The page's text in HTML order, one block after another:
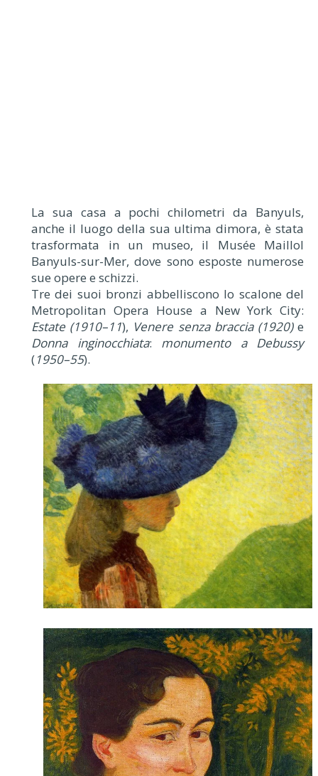
La sua casa a pochi chilometri da Banyuls,
anche il luogo della sua ultima dimora, è stata
trasformata in un museo, il Musée Maillol
Banyuls-sur-Mer, dove sono esposte numerose
sue opere e schizzi.
Tre dei suoi bronzi abbelliscono lo scalone del
Metropolitan Opera House a New York City:
Estate (1910–11), Venere senza braccia (1920)e
Donna inginocchiata: monumento a Debussy
(1950–55).